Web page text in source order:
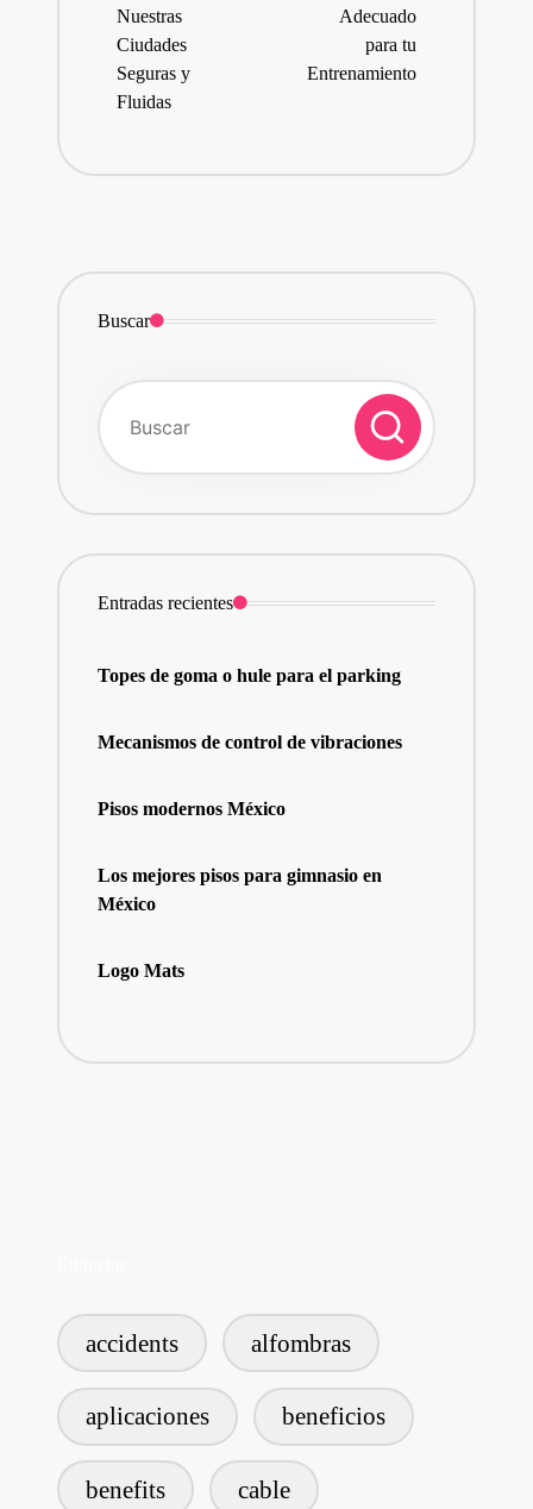
Nuestras
Ciudades
Seguras y
Fluidas
Adecuado
para tu
Entrenamiento
Buscar
Entradas recientes
Topes de goma o hule para el parking
Mecanismos de control de vibraciones
Pisos modernos México
Los mejores pisos para gimnasio en
México
Logo Mats
accidents alfombras
aplicaciones beneficios
benefits cable